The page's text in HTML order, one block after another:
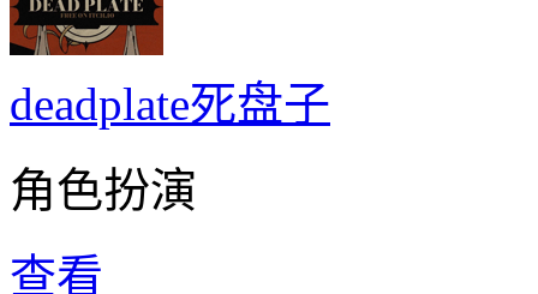
deadplate死盘子
角色扮演
查看